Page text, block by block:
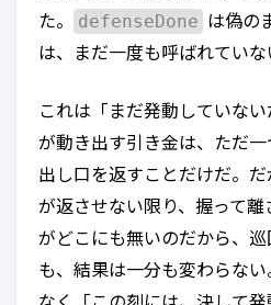
た。
defenseDone は偽の
は、まだ一度も呼ばれていな
これは「まだ発動していな
が動き出す引き金は、ただ
出し口を返すことだけだ。
が返させない限り、握って
がどこにも無いのだから、
も、結果は一分も変わらな